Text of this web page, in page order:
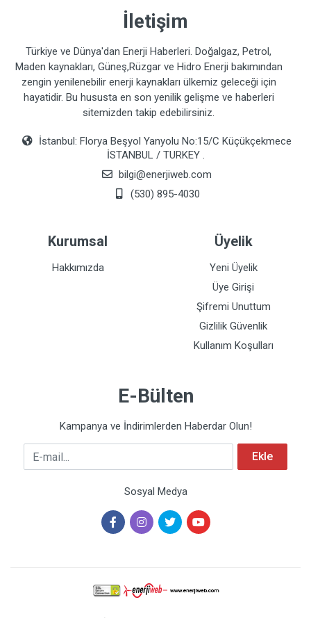
İletişim
Türkiye ve Dünya'dan Enerji Haberleri. Doğalgaz, Petrol,
Maden kaynakları, Güneş,Rüzgar ve Hidro Enerji bakımından
zengin yenilenebilir enerji kaynakları ülkemiz geleceği için
hayatidir. Bu hususta en son yenilik gelişme ve haberleri
sitemizden takip edebilirsiniz.
İstanbul: Florya Beşyol Yanyolu No:15/C Küçükçekmece
İSTANBUL / TURKEY .
bilgi@enerjiweb.com
(530) 895-4030
Kurumsal
Hakkımızda
Üyelik
Yeni Üyelik
Üye Girişi
Şifremi Unuttum
Gizlilik Güvenlik
Kullanım Koşulları
E-Bülten
Kampanya ve İndirimlerden Haberdar Olun!
E-mail Ekle
Sosyal Medya